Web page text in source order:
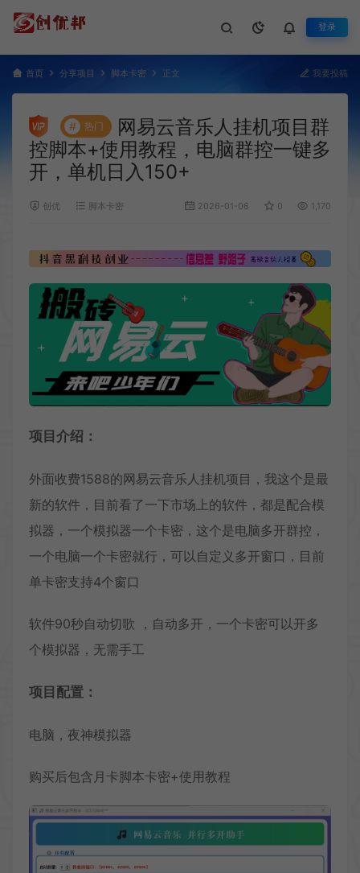
登录
首页 分享项目 脚本卡密 正文 我要投稿
# 热门
网易云音乐人挂机项目群
控脚本+使用教程，电脑群控一键多
开，单机日入150+
创优 脚本卡密 2026-01-06 0 1,170
项目介绍：
外面收费1588的网易云音乐人挂机项目，我这个是最
新的软件，目前看了一下市场上的软件，都是配合模
拟器，一个模拟器一个卡密，这个是电脑多开群控，
一个电脑一个卡密就行，可以自定义多开窗口，目前
单卡密支持4个窗口
软件90秒自动切歌 ，自动多开，一个卡密可以开多
个模拟器，无需手工
项目配置：
电脑，夜神模拟器
购买后包含月卡脚本卡密+使用教程